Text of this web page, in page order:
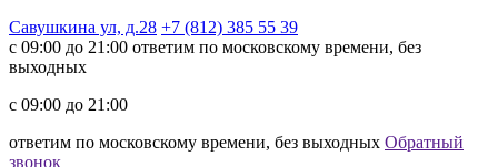
Савушкина ул, д.28 +7 (812) 385 55 39
c 09:00 до 21:00 ответим по московскому времени, без
выходных
c 09:00 до 21:00
ответим по московскому времени, без выходных Обратный
звонок